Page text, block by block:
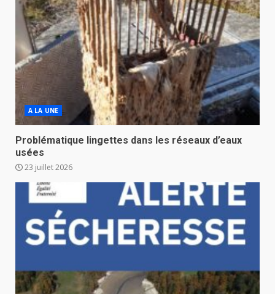
A LA UNE
Problématique lingettes dans les réseaux d’eaux
usées
23 juillet 2026